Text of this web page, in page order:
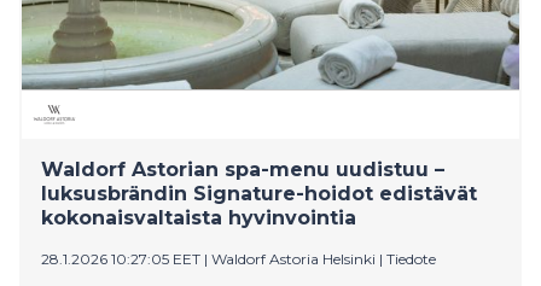
Waldorf Astorian spa-menu uudistuu –
luksusbrändin Signature-hoidot edistävät
kokonaisvaltaista hyvinvointia
28.1.2026 10:27:05 EET | Waldorf Astoria Helsinki | Tiedote